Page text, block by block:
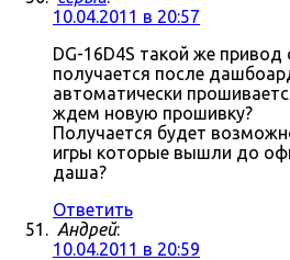
10.04.2011 в 20:57
DG-16D4S такой же привод
получается после
автоматически
ждем новую прошивку?
Получается будет
игры которые вышли до
даша?
Ответить
Андрей:
10.04.2011 в 20:59